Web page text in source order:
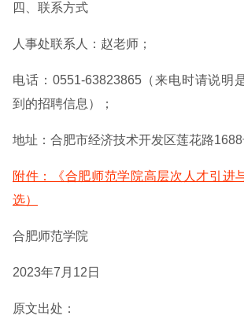
四、联系方式
人事处联系人：赵老师；
电话：0551-63823865（来电时请说明
到的招聘信息）；
地址：合肥市经济技术开发区莲花路1688
附件：《合肥师范学院高层次人才引进
选）
合肥师范学院
2023年7月12日
原文出处：